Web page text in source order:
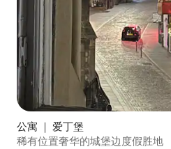
公寓 ｜ 爱丁堡
稀有位置奢华的城堡边度假胜地